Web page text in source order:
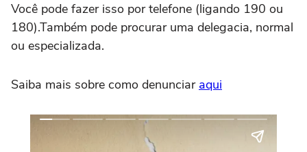
Você pode fazer isso por telefone (ligando 190 ou
180).Também pode procurar uma delegacia, normal
ou especializada.
Saiba mais sobre como denunciar aqui